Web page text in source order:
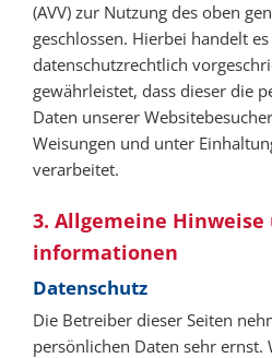
(AVV) zur Nutzung des oben
geschlossen. Hierbei handelt
datenschutzrechtlich
gewährleistet, dass dieser die
Daten unserer
Weisungen und unter
verarbeitet.
3. Allgemeine
informationen
Datenschutz
Die Betreiber dieser Seiten
persönlichen Daten sehr ernst.